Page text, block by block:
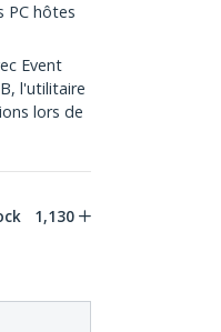
PC hôtes
Event
l'utilitaire
lors de
1,130